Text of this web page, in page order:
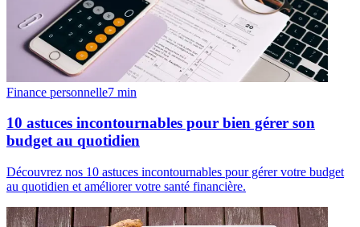
Finance personnelle7 min
10 astuces incontournables pour bien gérer son
budget au quotidien
Découvrez nos 10 astuces incontournables pour gérer votre budget
au quotidien et améliorer votre santé financière.